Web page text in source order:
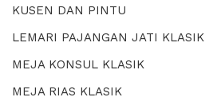
KUSEN DAN PINTU
LEMARI PAJANGAN JATI KLASIK
MEJA KONSUL KLASIK
MEJA RIAS KLASIK